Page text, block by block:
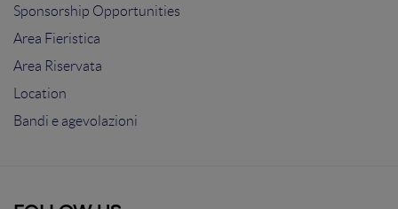
Sponsorship Opportunities
Area Fieristica
Area Riservata
Location
Bandi e agevolazioni